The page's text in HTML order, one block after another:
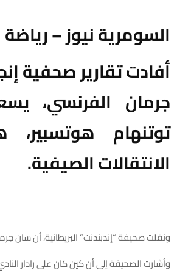
السومرية نيوز – رياضة
أفادت تقارير صحفية
جرمان الفرنسي،
توتنهام
الانتقالات الصيفية.
ونقلت صحيفة “إندبندنت” البريطانية، أن
وأشارت الصحيفة إلى أن كين كان على رادار